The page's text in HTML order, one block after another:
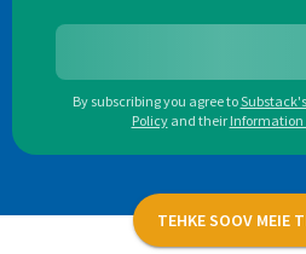
By subscribing you agree to
Policy and their
TEHKE SOOV MEIE